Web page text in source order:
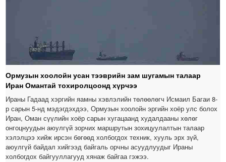
Ормузын хоолойн усан тээврийн зам шугамын талаар
Иран Омантай тохиролцоонд хүрчээ
Ираны Гадаад хэргийн яамны хэвлэлийн төлөөлөгч Исмаил Багаи 8-
р сарын 5-нд мэдэгдэхдээ, Ормузын хоолойн эргийн хоёр улс болох
Иран, Оман сүүлийн хоёр сарын хугацаанд худалдааны хөлөг
онгоцнуудын аюулгүй зорчих маршрутын зохицуулалтын талаар
хэлэлцээ хийж ирсэн бөгөөд холбогдох техник, хууль эрх зүй,
аюулгүй байдал хийгээд байгаль орчны асуудлуудыг Ираны
холбогдох байгууллагууд хянаж байгаа гэжээ.